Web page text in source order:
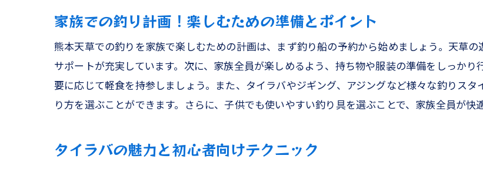
熊本天草の海での釣り体験談
釣りの後に楽しむ地元の美味しい料理
家族での釣り計画！楽しむための準備とポイント
熊本天草での釣りを家族で楽しむための計画は、まず釣り船の予約から始めましょう。天草
サポートが充実しています。次に、家族全員が楽しめるよう、持ち物や服装の準備をしっか
要に応じて軽食を持参しましょう。また、タイラバやジギング、アジングなど様々な釣りス
り方を選ぶことができます。さらに、子供でも使いやすい釣り具を選ぶことで、家族全員が快
タイラバの魅力と初心者向けテクニック